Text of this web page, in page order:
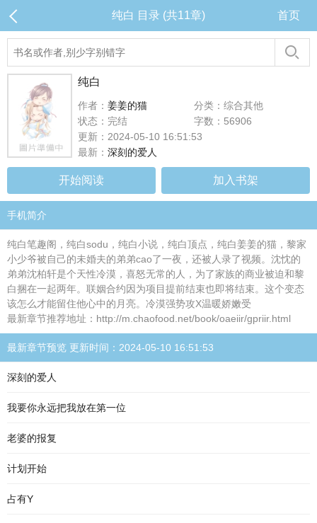
纯白 目录 (共11章) 首页
纯白
作者： 姜姜的猫
分类：综合其他
状态：完结
字数：56906
更新：2024-05-10 16:51:53
最新： 深刻的爱人
开始阅读 加入书架
手机简介
纯白笔趣阁，纯白sodu，纯白小说，纯白顶点，纯白姜姜的猫，黎家
小少爷被自己的未婚夫的弟弟cao了一夜，还被人录了视频。沈忱的
弟弟沈柏轩是个天性冷漠，喜怒无常的人，为了家族的商业被迫和黎
白捆在一起两年。联姻合约因为项目提前结束也即将结束。这个变态
该怎么才能留住他心中的月亮。冷漠强势攻X温暖娇嫩受
最新章节推荐地址：http://m.chaofood.net/book/oaeiir/gpriir.html
最新章节预览 更新时间：2024-05-10 16:51:53
深刻的爱人
我要你永远把我放在第一位
老婆的报复
计划开始
占有Y